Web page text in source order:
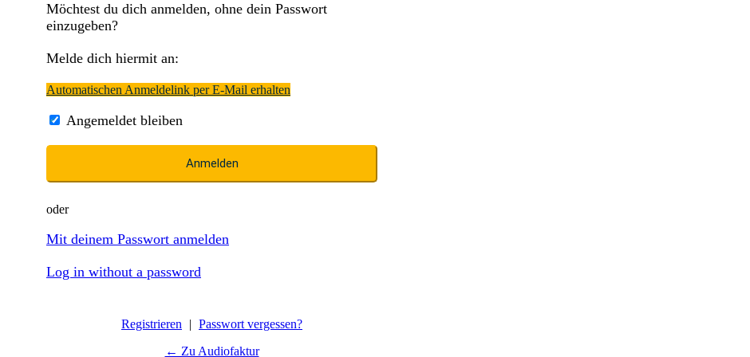
Möchtest du dich anmelden, ohne dein Passwort
einzugeben?
Melde dich hiermit an:
Automatischen Anmeldelink per E-Mail erhalten
Angemeldet bleiben
oder
Mit deinem Passwort anmelden
Log in without a password
Registrieren | Passwort vergessen?
← Zu Audiofaktur